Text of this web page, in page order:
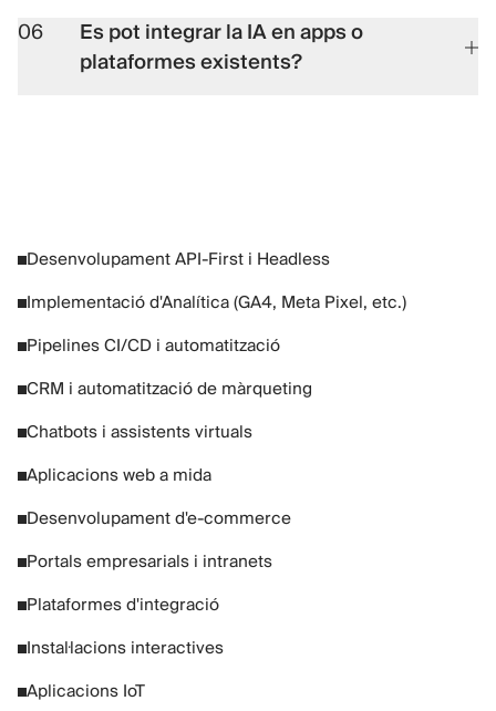
06
Es pot integrar la IA en apps o
plataformes existents?
Desenvolupament API-First i Headless
Implementació d'Analítica (GA4, Meta Pixel, etc.)
Pipelines CI/CD i automatització
CRM i automatització de màrqueting
Chatbots i assistents virtuals
Aplicacions web a mida
Desenvolupament d'e-commerce
Portals empresarials i intranets
Plataformes d'integració
Instal·lacions interactives
Aplicacions IoT